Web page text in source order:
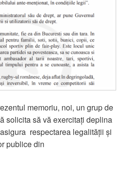
memoriu, noi, un grup de
solicita să vă exercitați deplina
respectarea legalității și
publice din
Eduard NOVAK, ministru al